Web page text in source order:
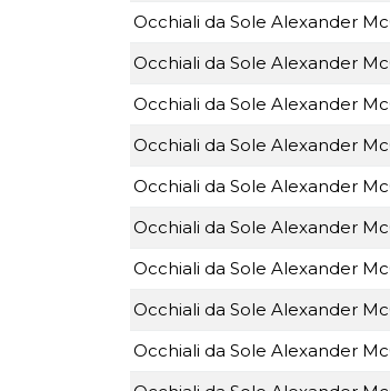
Occhiali da Sole Alexander
Occhiali da Sole Alexander
Occhiali da Sole Alexander
Occhiali da Sole Alexander
Occhiali da Sole Alexander
Occhiali da Sole Alexander
Occhiali da Sole Alexander
Occhiali da Sole Alexander
Occhiali da Sole Alexander